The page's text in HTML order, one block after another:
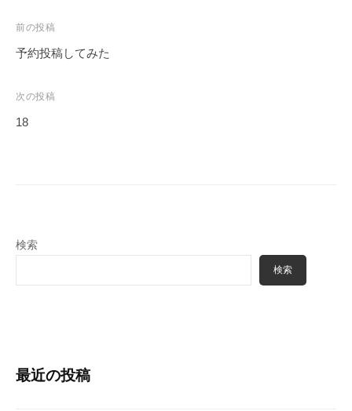
投
稿
ビ
ゲ
前の投稿
予約投稿してみた
次の投稿
18
検索
検索
最近の投稿